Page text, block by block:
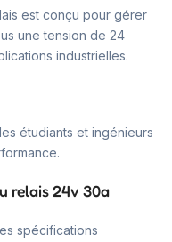
est conçu pour gérer
une tension de 24
industrielles.
étudiants et ingénieurs
relais 24v 30a
spécifications